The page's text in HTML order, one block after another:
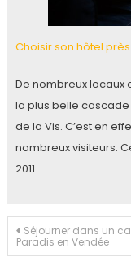
Choisir son hôtel
De nombreux locaux
la plus belle cascade
de la Vis. C’est en
nombreux visiteurs.
2011…
Séjourner dans un
Paradis en Vendée